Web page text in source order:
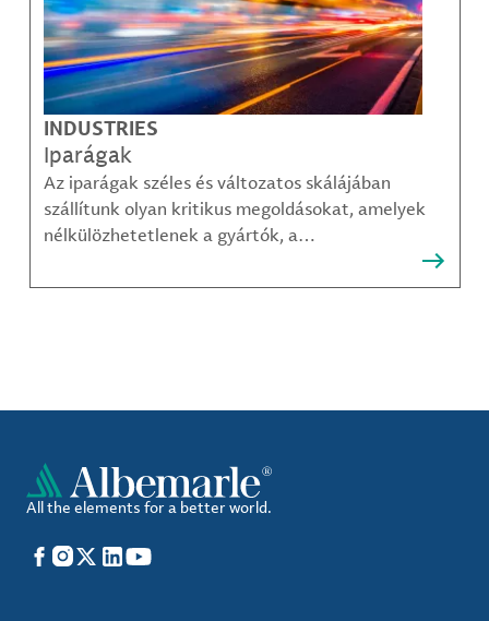
INDUSTRIES
Iparágak
Az iparágak széles és változatos skálájában
szállítunk olyan kritikus megoldásokat, amelyek
nélkülözhetetlenek a gyártók, a
kompozit-anyag készítők és mások számára.
All the elements for a better world.
Facebook
Instagram
X LinkedIn
YouTube